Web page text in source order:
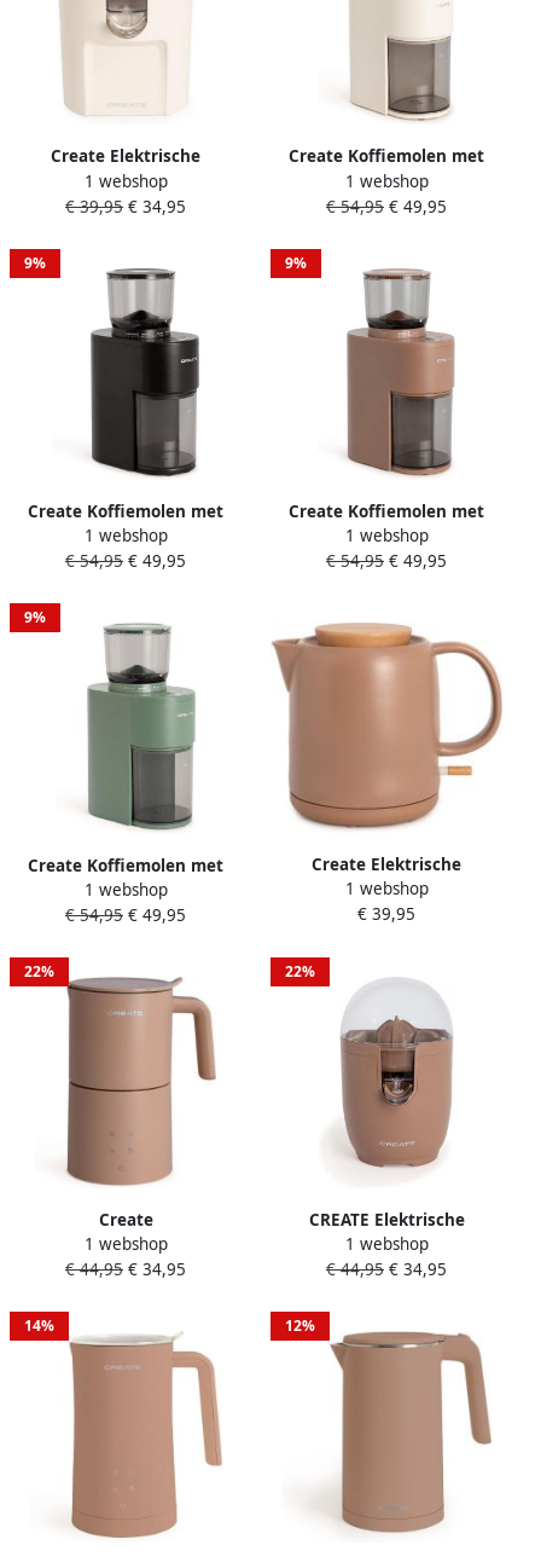
Create Elektrische
citruspers 100W Gebroken
wit JUICER STUDIO
1 webshop
€ 39,95 € 34,95
Create Koffiemolen met
reservoir en 38
maalstanden Gebroken wit
1 webshop
€ 54,95 € 49,95
9%
Create Koffiemolen met
reservoir en 38
maalstanden Zwart COFFEE
1 webshop
€ 54,95 € 49,95
9%
Create Koffiemolen met
reservoir en 38
maalstanden Mokka COFFEE
1 webshop
€ 54,95 € 49,95
9%
Create Koffiemolen met
reservoir en 38
maalstanden Sage COFFEE
1 webshop
€ 54,95 € 49,95
Create Elektrische
waterkoker van keramiek 1
L Mokka KETTLE CERAMIC
1 webshop
€ 39,95
22%
Create
Vaatwasserbestendige
melkopschuimer en -
FROTHER STUDIO PRO
1 webshop
€ 44,95 € 34,95
22%
‎CREATE Elektrische
Citruspers 90W JUICER
RETRO
1 webshop
€ 44,95 € 34,95
14% 12%